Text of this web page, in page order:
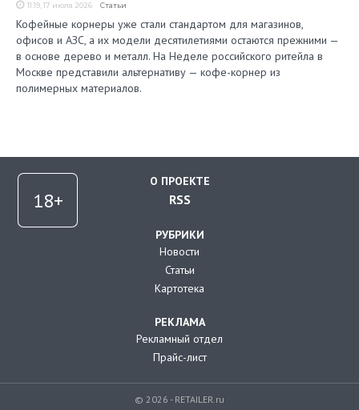
11:19, 17 июля 2026 Статьи
Кофейные корнеры уже стали стандартом для магазинов,
офисов и АЗС, а их модели десятилетиями остаются прежними —
в основе дерево и металл. На Неделе российского ритейла в
Москве представили альтернативу — кофе-корнер из
полимерных материалов.
О ПРОЕКТЕ
RSS
РУБРИКИ
Новости
Статьи
Картотека
РЕКЛАМА
Рекламный отдел
Прайс-лист
© 2026 - RETAILER.ru